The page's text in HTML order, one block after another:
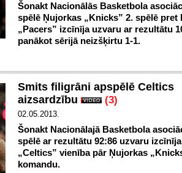
Šonakt Nacionālās Basketbola
spēlē Ņujorkas „Knicks” 2. spēlē pret
„Pacers” izcīnīja uzvaru ar rezultātu
panākot sērijā neizšķirtu 1-1.
Smits filigrāni apspēlē Celtics
aizsardzību
(3)
02.05.2013.
Šonakt Nacionālajā Basketbola
spēlē ar rezultātu 92:86 uzvaru
„Celtics” vienība pār Ņujorkas
komandu.